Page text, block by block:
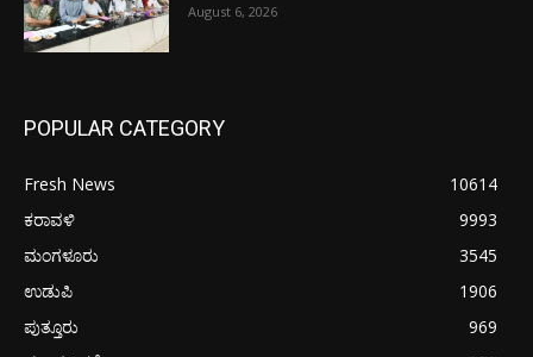
August 6, 2026
POPULAR CATEGORY
Fresh News
10614
ಕರಾವಳಿ
9993
ಮಂಗಳೂರು
3545
ಉಡುಪಿ
1906
ಪುತ್ತೂರು
969